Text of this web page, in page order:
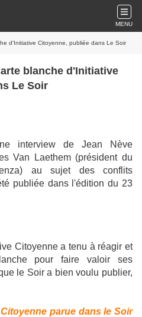
MENU
d'Initiative Citoyenne, publiée dans Le Soir
blanche d'Initiative
Le Soir
interview de Jean Nève
Van Laethem (président du
au sujet des conflits
publiée dans l'édition du 23
Citoyenne a tenu à réagir et
pour faire valoir ses
le Soir a bien voulu publier,
parue dans le Soir